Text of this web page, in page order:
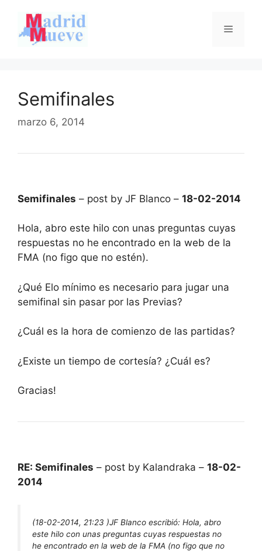
contenido
Menú
Semifinales
marzo 6, 2014
Semifinales – post by JF Blanco – 18-02-2014
Hola, abro este hilo con unas preguntas cuyas
respuestas no he encontrado en la web de la
FMA (no figo que no estén).
¿Qué Elo mínimo es necesario para jugar una
semifinal sin pasar por las Previas?
¿Cuál es la hora de comienzo de las partidas?
¿Existe un tiempo de cortesía? ¿Cuál es?
Gracias!
RE: Semifinales – post by Kalandraka – 18-02-
2014
(18-02-2014, 21:23 )JF Blanco escribió: Hola, abro
este hilo con unas preguntas cuyas respuestas no
he encontrado en la web de la FMA (no figo que no